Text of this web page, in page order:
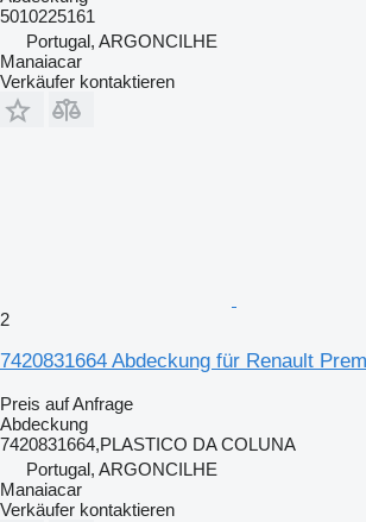
5010225161
Portugal, ARGONCILHE
Manaiacar
Verkäufer kontaktieren
2
7420831664 Abdeckung für Renault
Preis auf Anfrage
Abdeckung
7420831664,PLASTICO DA COLUNA
Portugal, ARGONCILHE
Manaiacar
Verkäufer kontaktieren